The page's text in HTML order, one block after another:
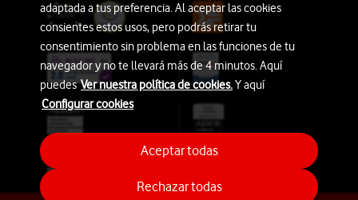
adaptada a tus preferencia. Al aceptar las cookies
consientes estos usos, pero podrás retirar tu
consentimiento sin problema en las funciones de tu
navegador y no te llevará más de 4 minutos. Aquí
puedesVer nuestra política de cookies.Y aquí
Configurar cookies
Rechazar todas
Aceptar todas